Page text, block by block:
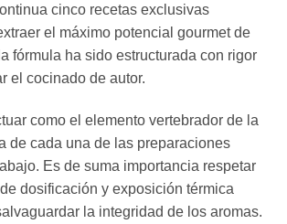
cinco recetas exclusivas
el máximo potencial gourmet de
fórmula ha sido estructurada con rigor
el cocinado de autor.
como el elemento vertebrador de la
de cada una de las preparaciones
Es de suma importancia respetar
dosificación y exposición térmica
la integridad de los aromas.